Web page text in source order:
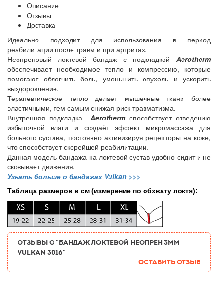
Описание
Отзывы
Доставка
Идеально подходит для использования в период
реабилитации после травм и при артритах.
Неопреновый локтевой бандаж с подкладкой Aerotherm
обеспечивает необходимое тепло и компрессию, которые
помогают облегчить боль, уменьшить опухоль и ускорить
выздоровление.
Терапевтическое тепло делает мышечные ткани более
эластичными, тем самым снижая риск травматизма.
Внутренняя подкладкаAerothermспособствует отведению
избыточной влаги и создаёт эффект микромассажа для
больного сустава, постоянно активизируя рецепторы на коже,
что способствует скорейшей реабилитации.
Данная модель бандажа на локтевой сустав удобно сидит и не
сковывает движения.
Узнать больше о бандажах Vulkan >>>
Таблица размеров в см (измерение по обхвату локтя):
ОТЗЫВЫ О "Бандаж локтевой неопрен 3мм
Vulkan 3016"
Оставить отзыв